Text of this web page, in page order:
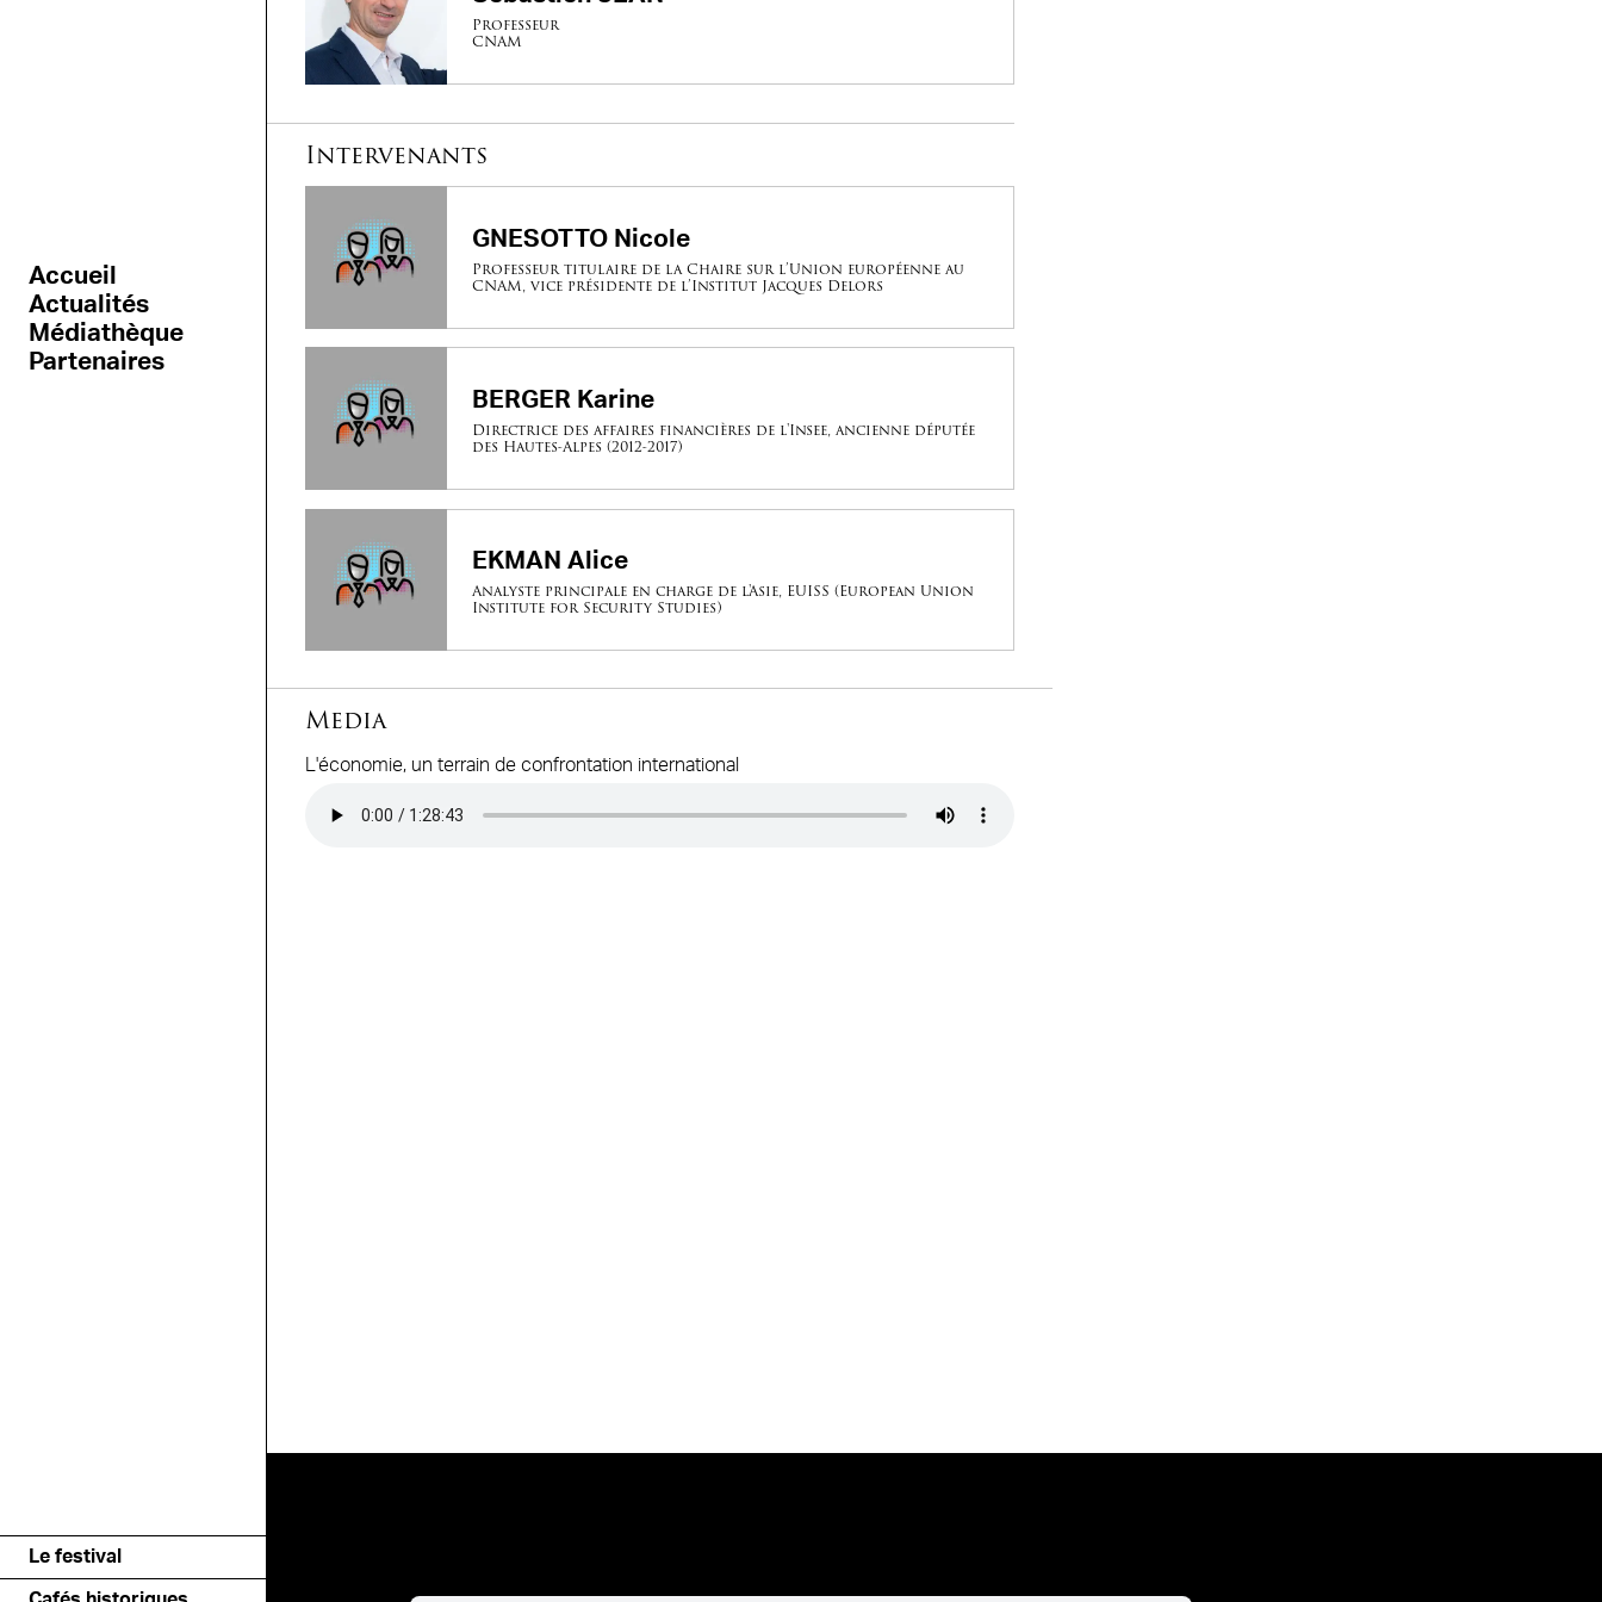
Accueil
Actualités
Médiathèque
Partenaires
Le festival
Professeur
CNAM
Intervenants
GNESOTTO Nicole
Professeur titulaire de la Chaire sur l’Union européenne au
CNAM, vice présidente de l’Institut Jacques Delors
BERGER Karine
Directrice des affaires financières de l'Insee, ancienne députée
des Hautes-Alpes (2012-2017)
EKMAN Alice
Analyste principale en charge de l'Asie, EUISS (European Union
Institute for Security Studies)
Media
L'économie, un terrain de confrontation international